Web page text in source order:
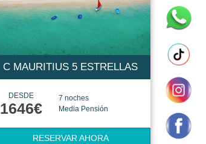
C MAURITIUS 5 ESTRELLAS
DESDE
1646€
7 noches
Media Pensión
RESERVAR AHORA